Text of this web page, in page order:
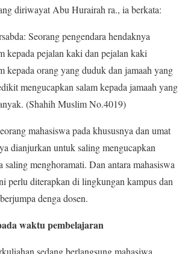
diriwayat Abu Hurairah ra., ia berkata:
Seorang pengendara hendaknya
kepada pejalan kaki dan pejalan kaki
kepada orang yang duduk dan jamaah yang
mengucapkan salam kepada jamaah yang
(Shahih Muslim No.4019)
mahasiswa pada khususnya dan umat
dianjurkan untuk saling mengucapkan
saling menghoramati. Dan antara mahasiswa
perlu diterapkan di lingkungan kampus dan
denga dosen.
waktu pembelajaran
sedang berlangsung mahasiwa